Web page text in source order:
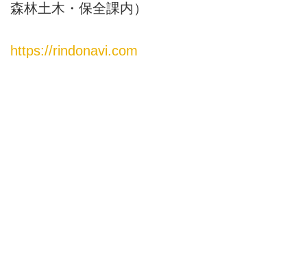
森林土木・保全課内）
https://rindonavi.com